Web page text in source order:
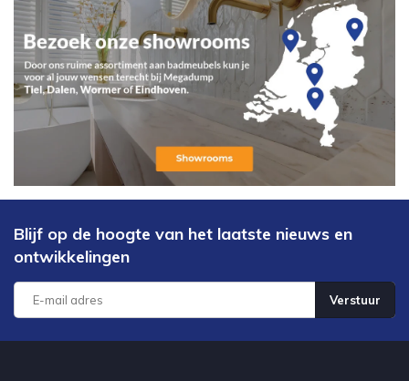
Blijf op de hoogte van het laatste nieuws en
ontwikkelingen
Verstuur